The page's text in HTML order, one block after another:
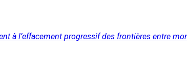
à l’effacement progressif des frontières entre